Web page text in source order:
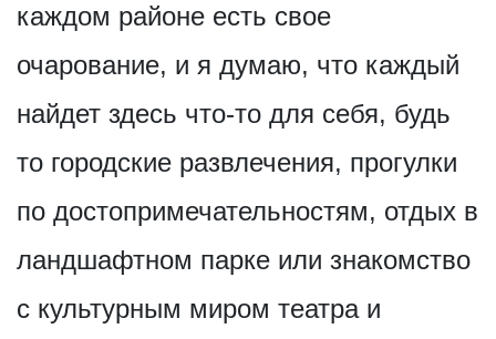
каждом районе есть свое
очарование, и я думаю, что каждый
найдет здесь что-то для себя, будь
то городские развлечения, прогулки
по достопримечат­ельностям, отдых в
ландшафтном парке или знакомство
с культурным миром театра и